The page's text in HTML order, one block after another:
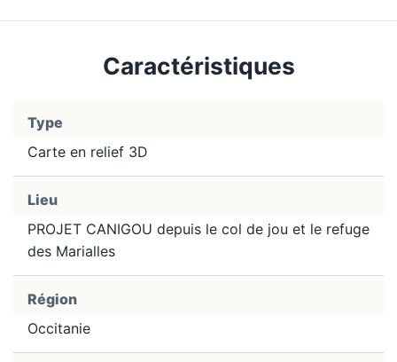
Caractéristiques
Type
Carte en relief 3D
Lieu
PROJET CANIGOU depuis le col de jou et le refuge
des Marialles
Région
Occitanie